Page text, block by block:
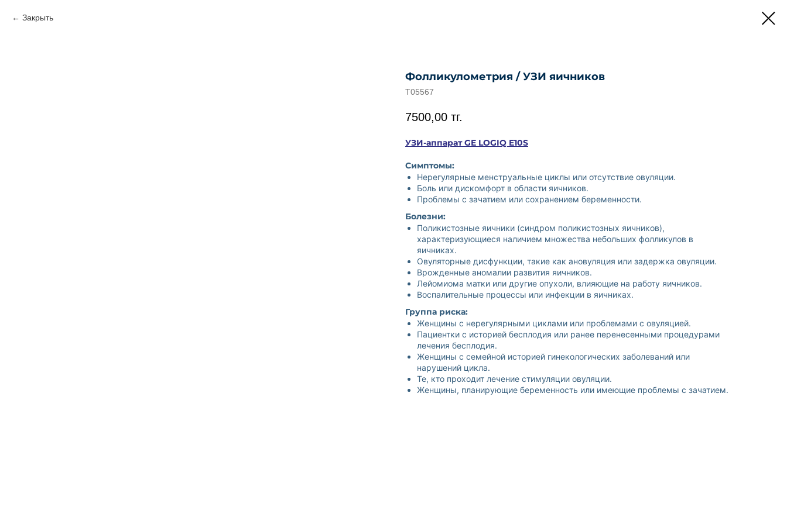
Закрыть
Фолликулометрия / УЗИ яичников
T05567
7500,00 тг.
УЗИ-аппарат GE LOGIQ E10S
Симптомы:
Нерегулярные менструальные циклы или отсутствие овуляции.
Боль или дискомфорт в области яичников.
Проблемы с зачатием или сохранением беременности.
Болезни:
Поликистозные яичники (синдром поликистозных яичников),
характеризующиеся наличием множества небольших фолликулов в
яичниках.
Овуляторные дисфункции, такие как ановуляция или задержка овуляции.
Врожденные аномалии развития яичников.
Лейомиома матки или другие опухоли, влияющие на работу яичников.
Воспалительные процессы или инфекции в яичниках.
Группа риска:
Женщины с нерегулярными циклами или проблемами с овуляцией.
Пациентки с историей бесплодия или ранее перенесенными процедурами
лечения бесплодия.
Женщины с семейной историей гинекологических заболеваний или
нарушений цикла.
Те, кто проходит лечение стимуляции овуляции.
Женщины, планирующие беременность или имеющие проблемы с зачатием.